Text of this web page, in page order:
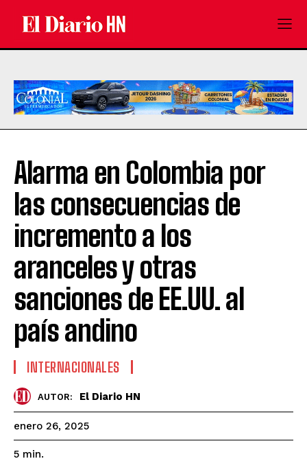
Alarma en Colombia por
las consecuencias de
incremento a los
aranceles y otras
sanciones de EE.UU. al
país andino
INTERNACIONALES
AUTOR: El Diario HN
enero 26, 2025
5 min.